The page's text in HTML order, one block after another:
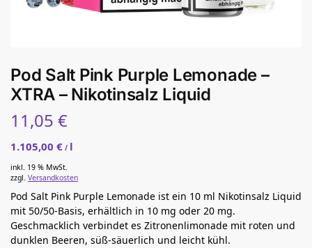
Pod Salt Pink Purple Lemonade –
XTRA – Nikotinsalz Liquid
11,05 €
1.105,00 € / l
inkl. 19 % MwSt.
zzgl. Versandkosten
Pod Salt Pink Purple Lemonade ist ein 10 ml Nikotinsalz Liquid
mit 50/50-Basis, erhältlich in 10 mg oder 20 mg.
Geschmacklich verbindet es Zitronenlimonade mit roten und
dunklen Beeren, süß-säuerlich und leicht kühl.